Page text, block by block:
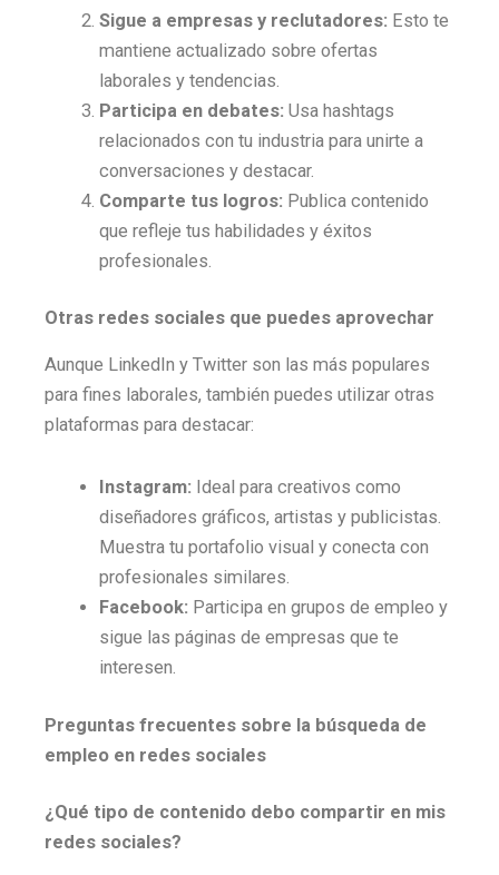
Sigue a empresas y reclutadores: Esto te
mantiene actualizado sobre ofertas
laborales y tendencias.
Participa en debates: Usa hashtags
relacionados con tu industria para unirte a
conversaciones y destacar.
Comparte tus logros: Publica contenido
que refleje tus habilidades y éxitos
profesionales.
Otras redes sociales que puedes aprovechar
Aunque LinkedIn y Twitter son las más populares
para fines laborales, también puedes utilizar otras
plataformas para destacar:
Instagram: Ideal para creativos como
diseñadores gráficos, artistas y publicistas.
Muestra tu portafolio visual y conecta con
profesionales similares.
Facebook: Participa en grupos de empleo y
sigue las páginas de empresas que te
interesen.
Preguntas frecuentes sobre la búsqueda de
empleo en redes sociales
¿Qué tipo de contenido debo compartir en mis
redes sociales?